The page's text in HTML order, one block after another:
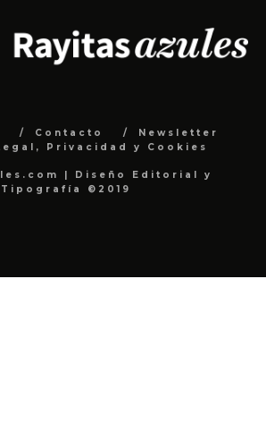
Contacto
Newsletter
Privacidad y Cookies
| Diseño Editorial y
Tipografía ©2019